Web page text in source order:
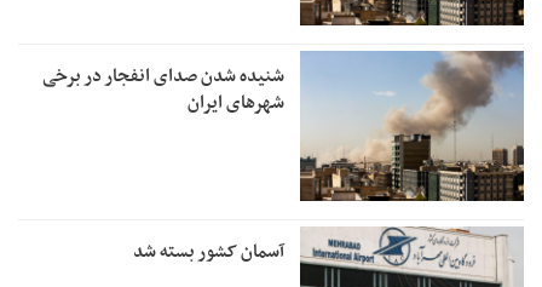
شنیده شدن صدای انفجار در برخی
شهرهای ایران
آسمان کشور بسته شد